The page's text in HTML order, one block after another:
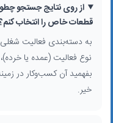
نکات مهم برای انتخاب
پیش از انتخاب فروشنده،
شماره تماس، حوزه تخصصی
برندهای موجود و توضیحات
کمک می‌کند درباره کیفیت
دید بهتری داشته باشید.
از روی نتایج جستجو
قطعات خاص را انتخاب
به دسته‌بندی فعالیت
نوع فعالیت (عمده یا خرده)،
بفهمید آن کسب‌وکار در
خیر.